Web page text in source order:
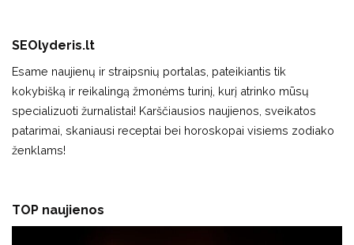
SEOlyderis.lt
Esame naujienų ir straipsnių portalas, pateikiantis tik
kokybišką ir reikalingą žmonėms turinį, kurį atrinko mūsų
specializuoti žurnalistai! Karščiausios naujienos, sveikatos
patarimai, skaniausi receptai bei horoskopai visiems zodiako
ženklams!
TOP naujienos